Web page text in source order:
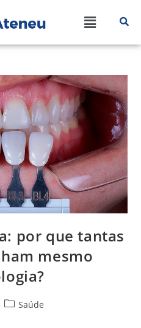
por que tantas
mesmo
Saúde